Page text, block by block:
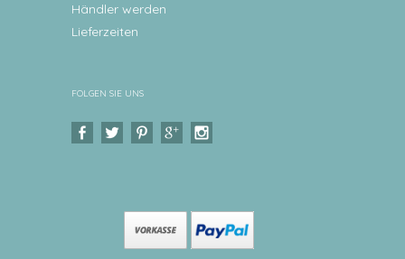
Händler werden
Lieferzeiten
FOLGEN SIE UNS